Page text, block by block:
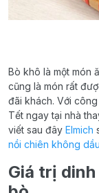
Bò khô là một món
cũng là món rất
đãi khách. Với
Tết ngay tại nhà
viết sau đây Elmich
nồi chiên không dầu
Giá trị